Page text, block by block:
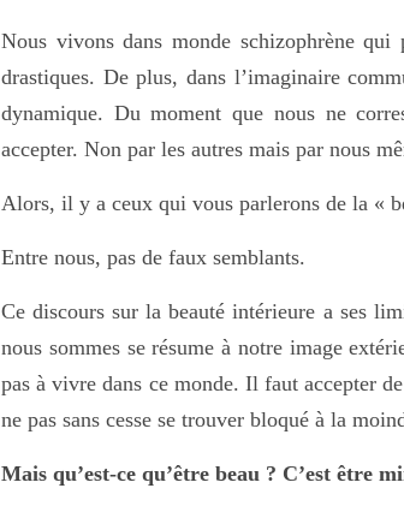
Nous vivons dans monde schizophrène
drastiques. De plus, dans l’imaginaire
dynamique. Du moment que nous ne
accepter. Non par les autres mais par nous
Alors, il y a ceux qui vous parlerons de la «
Entre nous, pas de faux semblants.
Ce discours sur la beauté intérieure a ses
nous sommes se résume à notre image
pas à vivre dans ce monde. Il faut accepter
ne pas sans cesse se trouver bloqué à la
Mais qu’est-ce qu’être beau ? C’est être